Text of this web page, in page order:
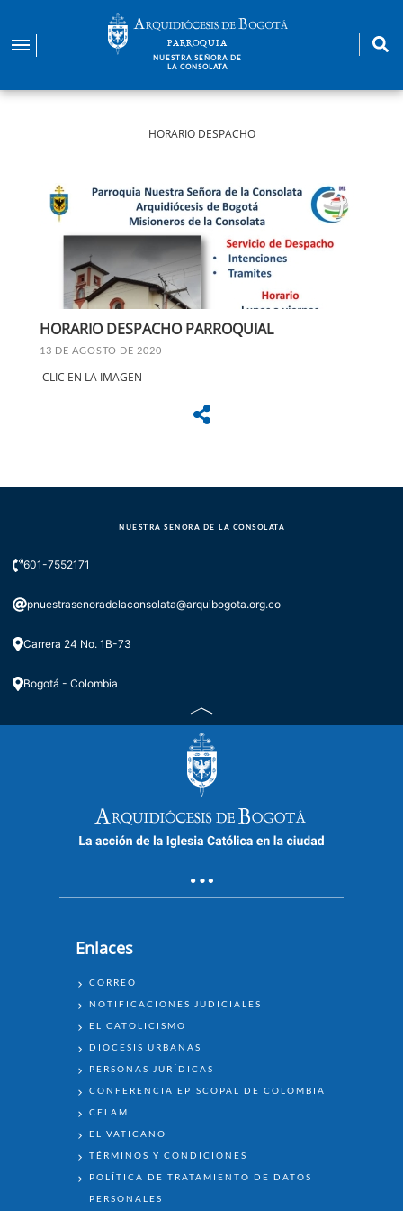
contenido
PARROQUIA
NUESTRA SEÑORA DE
LA CONSOLATA
HORARIO DESPACHO
HORARIO DESPACHO PARROQUIAL
13 DE AGOSTO DE 2020
CLIC EN LA IMAGEN
NUESTRA SEÑORA DE LA CONSOLATA
601-7552171
pnuestrasenoradelaconsolata@arquibogota.org.co
Carrera 24 No. 1B-73
Bogotá - Colombia
Enlaces
ENLACES
CORREO
NOTIFICACIONES JUDICIALES
EL CATOLICISMO
DIÓCESIS URBANAS
PERSONAS JURÍDICAS
CONFERENCIA EPISCOPAL DE COLOMBIA
CELAM
EL VATICANO
TÉRMINOS Y CONDICIONES
POLÍTICA DE TRATAMIENTO DE DATOS
PERSONALES